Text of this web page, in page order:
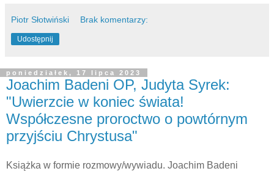
Piotr Słotwiński Brak komentarzy:
Udostępnij
poniedziałek, 17 lipca 2023
Joachim Badeni OP, Judyta Syrek:
"Uwierzcie w koniec świata!
Współczesne proroctwo o powtórnym
przyjściu Chrystusa"
Książka w formie rozmowy/wywiadu. Joachim Badeni